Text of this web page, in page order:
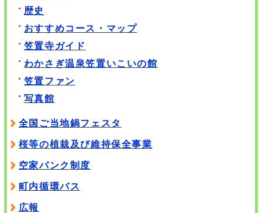
歴史
おすすめコース・マップ
笠置寺ガイド
わかさぎ温泉笠置いこいの館
笠置ファン
写真館
全国ご当地鍋フェスタ
桜等の植栽及び維持保全事業
空家バンク制度
町内循環バス
広報